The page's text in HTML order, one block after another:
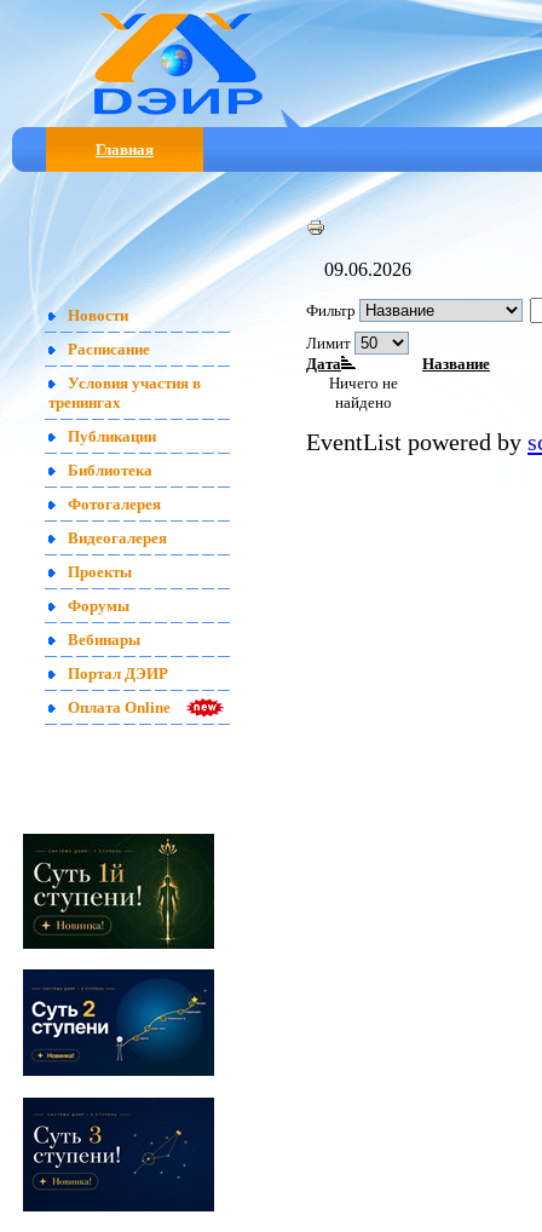
Главная
Новости
Расписание
Условия участия в
тренингах
Публикации
Библиотека
Фотогалерея
Видеогалерея
Проекты
Форумы
Вебинары
Портал ДЭИР
Оплата Online
09.06.2026
Фильтр
Лимит
Дата
Название
Ничего не
найдено
EventList powered by